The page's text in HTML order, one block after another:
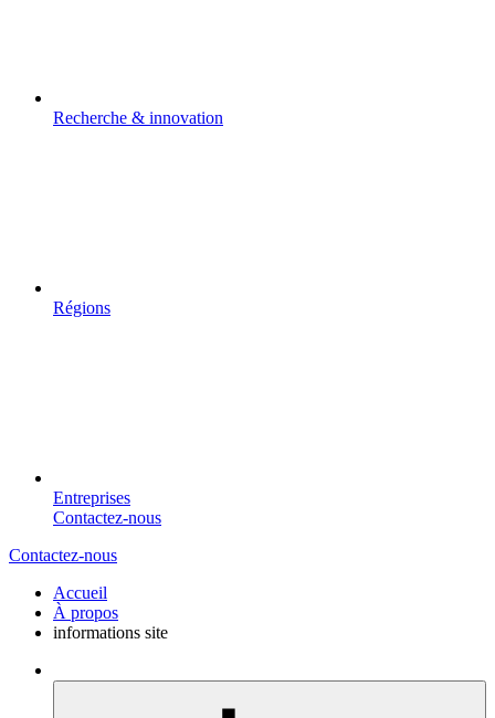
Recherche & innovation
Régions
Entreprises
Contactez-nous
Contactez-nous
Accueil
À propos
informations site